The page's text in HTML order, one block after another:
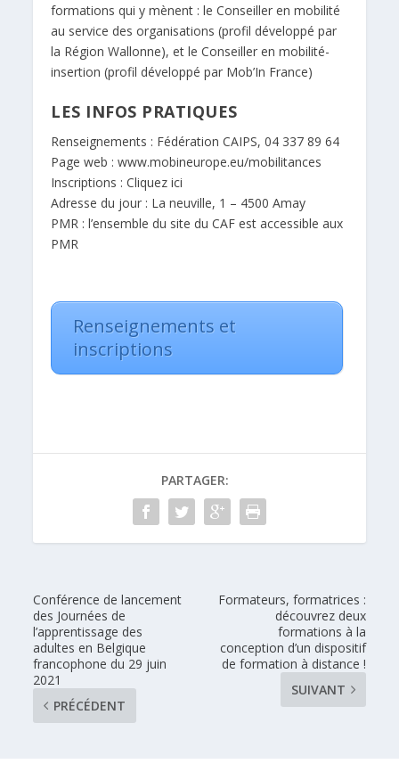
formations qui y mènent : le Conseiller en mobilité
au service des organisations (profil développé par
la Région Wallonne), et le Conseiller en mobilité-
insertion (profil développé par Mob’In France)
LES INFOS PRATIQUES
Renseignements : Fédération CAIPS, 04 337 89 64
Page web : www.mobineurope.eu/mobilitances
Inscriptions : Cliquez ici
Adresse du jour : La neuville, 1 – 4500 Amay
PMR : l’ensemble du site du CAF est accessible aux
PMR
Renseignements et
inscriptions
PARTAGER:
Conférence de lancement
des Journées de
l’apprentissage des
adultes en Belgique
francophone du 29 juin
2021
PRÉCÉDENT
Formateurs, formatrices :
découvrez deux
formations à la
conception d’un dispositif
de formation à distance !
SUIVANT